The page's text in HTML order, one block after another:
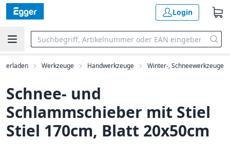
Login
Werkzeuge Handwerkzeuge Winter-, Schneewerkzeuge
Schnee- und
Schlammschieber mit Stiel
Stiel 170cm, Blatt 20x50cm